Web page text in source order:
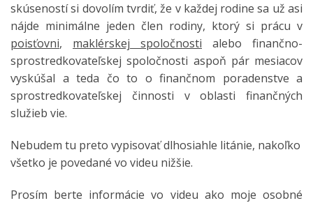
skúseností si dovolím tvrdiť, že v každej rodine sa už asi
nájde minimálne jeden člen rodiny, ktorý si prácu v
poisťovni, maklérskej spoločnosti alebo finančno-
sprostredkovateľskej spoločnosti aspoň pár mesiacov
vyskúšal a teda čo to o finančnom poradenstve a
sprostredkovateľskej činnosti v oblasti finančných
služieb vie.
Nebudem tu preto vypisovať dlhosiahle litánie, nakoľko
všetko je povedané vo videu nižšie.
Prosím berte informácie vo videu ako moje osobné